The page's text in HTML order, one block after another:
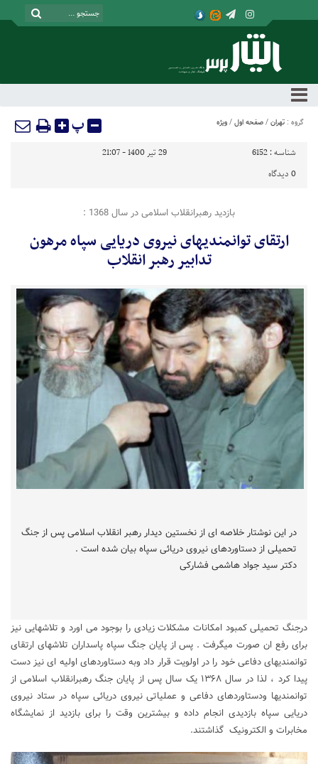
گروه : تهران / صفحه اول / ویژه پ
شناسه : 6152
29 تیر 1400 - 21:07
0 دیدگاه
بازدید رهبرانقلاب اسلامی در سال 1368 :
ارتقای توانمندیهای نیروی دریایی سپاه مرهون
تدابیر رهبر انقلاب
در این نوشتار خلاصه ای از نخستین دیدار رهبر انقلاب اسلامی پس از جنگ
تحمیلی از دستاوردهای نیروی دریائی سپاه بیان شده است .
دکتر سید جواد هاشمی فشارکی
درجنگ تحمیلی کمبود امکانات مشکلات زیادی را بوجود می اورد و تلاشهایی نیز
برای رفع ان صورت میگرفت . پس از پایان جنگ سپاه پاسداران تلاشهای ارتقای
توانمندیهای دفاعی خود را در اولویت قرار داد وبه دستاوردهای اولیه ای نیز دست
پیدا کرد ، لذا در سال ۱۳۶۸ یک سال پس از پایان جنگ رهبرانقلاب اسلامی از
توانمندیها ودستاوردهای دفاعی و عملیاتی نیروی دریائی سپاه در ستاد نیروی
دریایی سپاه بازدیدی انجام داده و بیشترین وقت را برای بازدید از نمایشگاه
مخابرات و الکترونیک گذاشتند.